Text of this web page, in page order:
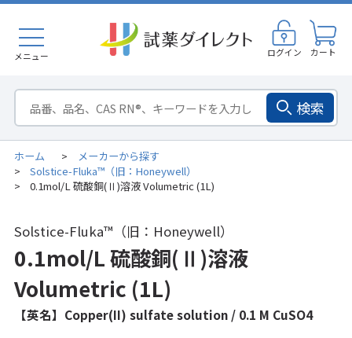
メニュー ログイン カート
検索
ホーム > メーカーから探す
> Solstice-Fluka™（旧：Honeywell）
> 0.1mol/L 硫酸銅(Ⅱ)溶液 Volumetric (1L)
Solstice-Fluka™（旧：Honeywell）
0.1mol/L 硫酸銅(Ⅱ)溶液
Volumetric (1L)
【英名】Copper(II) sulfate solution / 0.1 M CuSO4